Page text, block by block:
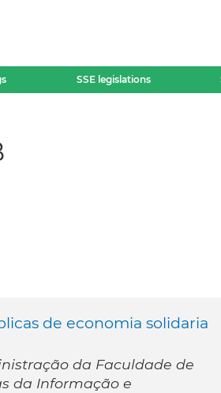
SSE legislations
de economia solidaria
da Faculdade de
da Informação e